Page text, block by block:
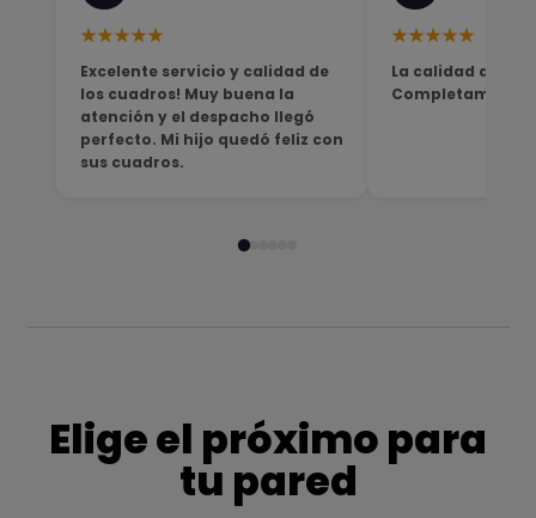
★★★★★
Excelente servicio y calidad de
los cuadros! Muy buena la
atención y el despacho llegó
perfecto. Mi hijo quedó feliz con
sus cuadros.
★★★★★
La calidad del
Completamente
Elige el próximo para
tu pared